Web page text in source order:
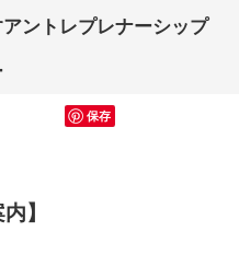
レプレナーシップ
保存
】